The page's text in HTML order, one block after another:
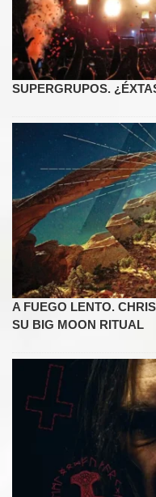
SUPERGRUPOS.
A FUEGO LENTO.
SU BIG MOON RITUAL